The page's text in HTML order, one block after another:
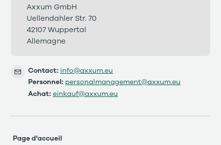
Axxum GmbH
Uellendahler Str. 70
42107 Wuppertal
Allemagne
Contact: info@axxum.eu
Personnel: personalmanagement@axxum.eu
Achat: einkauf@axxum.eu
Page d'accueil